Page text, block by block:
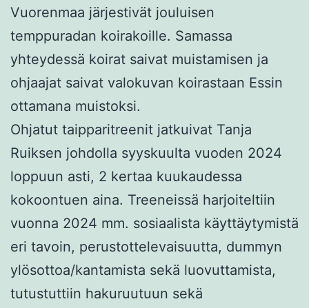
Vuorenmaa järjestivät jouluisen
temppuradan koirakoille. Samassa
yhteydessä koirat saivat muistamisen ja
ohjaajat saivat valokuvan koirastaan Essin
ottamana muistoksi.
Ohjatut taipparitreenit jatkuivat Tanja
Ruiksen johdolla syyskuulta vuoden 2024
loppuun asti, 2 kertaa kuukaudessa
kokoontuen aina. Treeneissä harjoiteltiin
vuonna 2024 mm. sosiaalista käyttäytymistä
eri tavoin, perustottelevaisuutta, dummyn
ylösottoa/kantamista sekä luovuttamista,
tutustuttiin hakuruutuun sekä